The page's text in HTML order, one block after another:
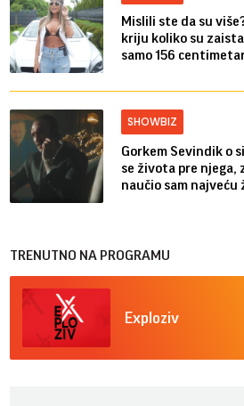
Mislili ste da su
kriju koliko su
samo 156
SHOWBIZ
Gorkem Sevindik o
se života pre njega,
naučio sam
TRENUTNO NA PROGRAMU
Exploziv